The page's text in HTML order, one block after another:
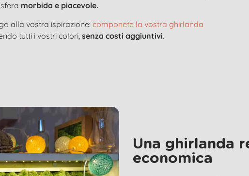
morbida e piacevole.
alla vostra ispirazione: componete la vostra ghirlanda
tutti i vostri colori, senza costi aggiuntivi.
Una ghirlanda
economica